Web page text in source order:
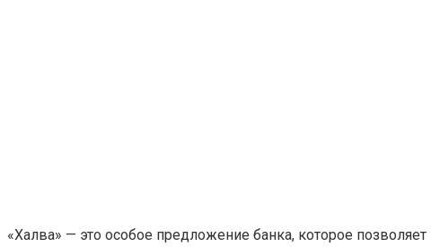
«Халва» — это особое предложение банка, которое